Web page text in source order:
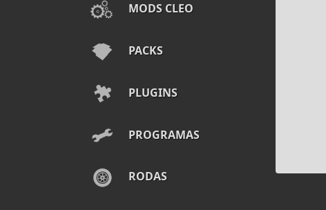
MODS CLEO
PACKS
PLUGINS
PROGRAMAS
RODAS